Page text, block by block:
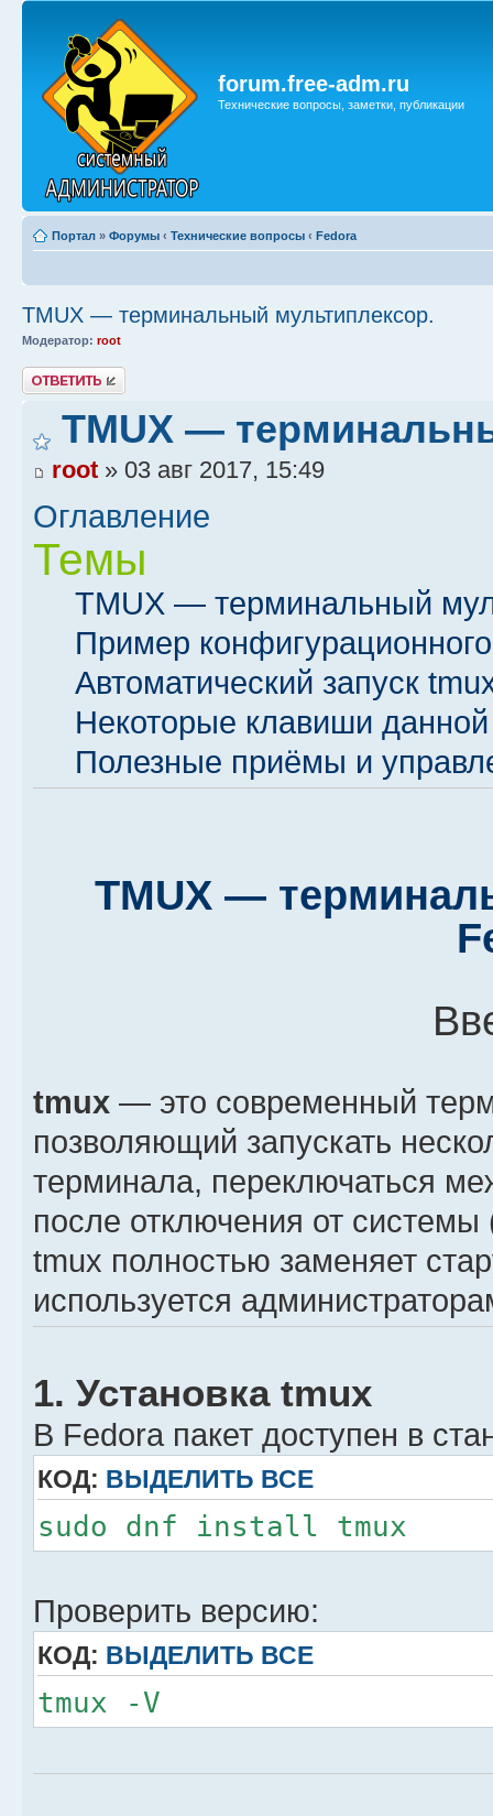
forum.free-adm.ru
Технические вопросы, заметки, публикации
Портал » Форумы ‹ Технические вопросы ‹ Fedora
TMUX — терминальный мультиплексор.
Модератор: root
Ответить
TMUX —
root » 03 авг 2017, 15:49
Оглавление
Темы
TMUX — терминальный
Пример
Автоматический запуск
Некоторые клавиши
Полезные приёмы и
TMUX —
tmux — это современный
позволяющий запускать
терминала, переключаться
после отключения от
tmux полностью заменяет
используется
1. Установка tmux
В Fedora пакет доступен в
КОД: ВЫДЕЛИТЬ ВСЕ
sudo dnf install tmux
Проверить версию:
КОД: ВЫДЕЛИТЬ ВСЕ
tmux -V